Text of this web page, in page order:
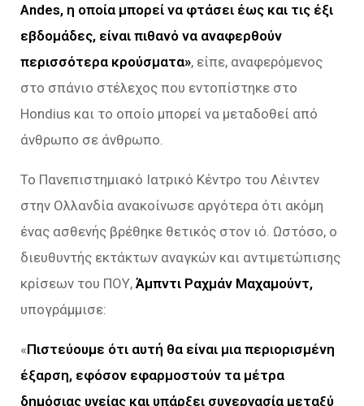
Andes, η οποία μπορεί να φτάσει έως και τις έξι
εβδομάδες, είναι πιθανό να αναφερθούν
περισσότερα κρούσματα», είπε, αναφερόμενος
στο σπάνιο στέλεχος που εντοπίστηκε στο
Hondius και το οποίο μπορεί να μεταδοθεί από
άνθρωπο σε άνθρωπο.
Το Πανεπιστημιακό Ιατρικό Κέντρο του Λέιντεν
στην Ολλανδία ανακοίνωσε αργότερα ότι ακόμη
ένας ασθενής βρέθηκε θετικός στον ιό. Ωστόσο, ο
διευθυντής εκτάκτων αναγκών και αντιμετώπισης
κρίσεων του ΠΟΥ, Άμπντι Ραχμάν Μαχαμούντ,
υπογράμμισε:
«Πιστεύουμε ότι αυτή θα είναι μια περιορισμένη
έξαρση, εφόσον εφαρμοστούν τα μέτρα
δημόσιας υγείας και υπάρξει συνεργασία μεταξύ